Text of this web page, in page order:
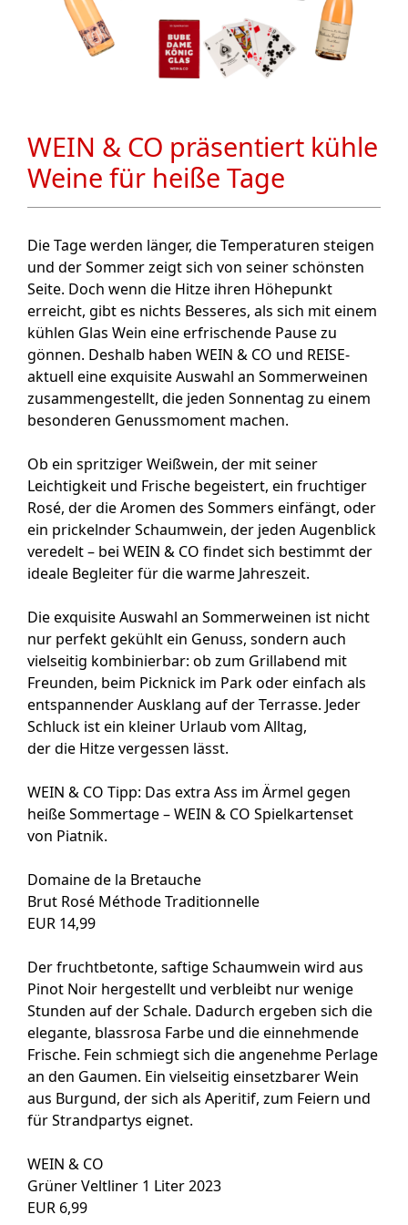
WEIN & CO präsentiert kühle
Weine für heiße Tage
Die Tage werden länger, die Temperaturen steigen
und der Sommer zeigt sich von seiner schönsten
Seite. Doch wenn die Hitze ihren Höhepunkt
erreicht, gibt es nichts Besseres, als sich mit einem
kühlen Glas Wein eine erfrischende Pause zu
gönnen. Deshalb haben WEIN & CO und REISE-
aktuell eine exquisite Auswahl an Sommerweinen
zusammengestellt, die jeden Sonnentag zu einem
besonderen Genussmoment machen.
Ob ein spritziger Weißwein, der mit seiner
Leichtigkeit und Frische begeistert, ein fruchtiger
Rosé, der die Aromen des Sommers einfängt, oder
ein prickelnder Schaumwein, der jeden Augenblick
veredelt – bei WEIN & CO findet sich bestimmt der
ideale Begleiter für die warme Jahreszeit.
Die exquisite Auswahl an Sommerweinen ist nicht
nur perfekt gekühlt ein Genuss, sondern auch
vielseitig kombinierbar: ob zum Grillabend mit
Freunden, beim Picknick im Park oder einfach als
entspannender Ausklang auf der Terrasse. Jeder
Schluck ist ein kleiner Urlaub vom Alltag,
der die Hitze vergessen lässt.
WEIN & CO Tipp: Das extra Ass im Ärmel gegen
heiße Sommertage – WEIN & CO Spielkartenset
von Piatnik.
Domaine de la Bretauche
Brut Rosé Méthode Traditionnelle
EUR 14,99
Der fruchtbetonte, saftige Schaumwein wird aus
Pinot Noir hergestellt und verbleibt nur wenige
Stunden auf der Schale. Dadurch ergeben sich die
elegante, blassrosa Farbe und die einnehmende
Frische. Fein schmiegt sich die angenehme Perlage
an den Gaumen. Ein vielseitig einsetzbarer Wein
aus Burgund, der sich als Aperitif, zum Feiern und
für Strandpartys eignet.
WEIN & CO
Grüner Veltliner 1 Liter 2023
EUR 6,99